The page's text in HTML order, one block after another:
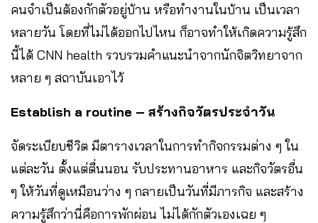
คนจำเป็นต้องกักตัวอยู่บ้าน หรือทำงานในบ้าน เป็นเวลา
หลายวัน โดยที่ไม่ได้ออกไปไหน ก็อาจทำให้เกิดความรู้สึก
นี้ได้ CNN health รวบรวมคำแนะนำจากนักจิตวิทยาจาก
หลาย ๆ สถาบันเอาไว้
Establish a routine – สร้างกิจวัตรประจำวัน
จัดระเบียบชีวิต มีตารางเวลาในการทำกิจกรรมต่าง ๆ ใน
แต่ละวัน ตั้งแต่ตื่นนอน รับประทานอาหาร และกิจวัตรอื่น
ๆ ให้วันที่ดูเหมือนว่าง ๆ กลายเป็นวันที่มีภารกิจ และสร้าง
ความรู้สึกว่านี่คือการพักผ่อน ไม่ได้กักตัวเองเฉย ๆ